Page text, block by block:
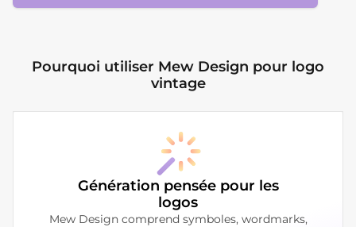
Pourquoi utiliser Mew Design pour logo
vintage
Génération pensée pour les
logos
Mew Design comprend symboles, wordmarks,